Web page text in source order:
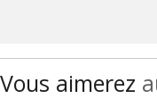
Vous aimerez